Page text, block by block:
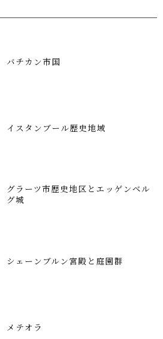
バチカン市国
イスタンブール歴史地域
グラーツ市歴史地区とエッゲンベル
グ城
シェーンブルン宮殿と庭園群
メテオラ